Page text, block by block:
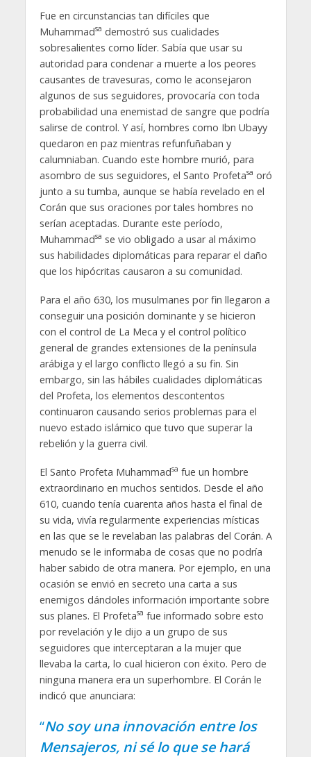
Fue en circunstancias tan difíciles que
Muhammadsa demostró sus cualidades
sobresalientes como líder. Sabía que usar su
autoridad para condenar a muerte a los peores
causantes de travesuras, como le aconsejaron
algunos de sus seguidores, provocaría con toda
probabilidad una enemistad de sangre que podría
salirse de control. Y así, hombres como Ibn Ubayy
quedaron en paz mientras refunfuñaban y
calumniaban. Cuando este hombre murió, para
asombro de sus seguidores, el Santo Profetasa oró
junto a su tumba, aunque se había revelado en el
Corán que sus oraciones por tales hombres no
serían aceptadas. Durante este período,
Muhammadsa se vio obligado a usar al máximo
sus habilidades diplomáticas para reparar el daño
que los hipócritas causaron a su comunidad.
Para el año 630, los musulmanes por fin llegaron a
conseguir una posición dominante y se hicieron
con el control de La Meca y el control político
general de grandes extensiones de la península
arábiga y el largo conflicto llegó a su fin. Sin
embargo, sin las hábiles cualidades diplomáticas
del Profeta, los elementos descontentos
continuaron causando serios problemas para el
nuevo estado islámico que tuvo que superar la
rebelión y la guerra civil.
El Santo Profeta Muhammadsa fue un hombre
extraordinario en muchos sentidos. Desde el año
610, cuando tenía cuarenta años hasta el final de
su vida, vivía regularmente experiencias místicas
en las que se le revelaban las palabras del Corán. A
menudo se le informaba de cosas que no podría
haber sabido de otra manera. Por ejemplo, en una
ocasión se envió en secreto una carta a sus
enemigos dándoles información importante sobre
sus planes. El Profetasa fue informado sobre esto
por revelación y le dijo a un grupo de sus
seguidores que interceptaran a la mujer que
llevaba la carta, lo cual hicieron con éxito. Pero de
ninguna manera era un superhombre. El Corán le
indicó que anunciara:
“No soy una innovación entre los
Mensajeros, ni sé lo que se hará